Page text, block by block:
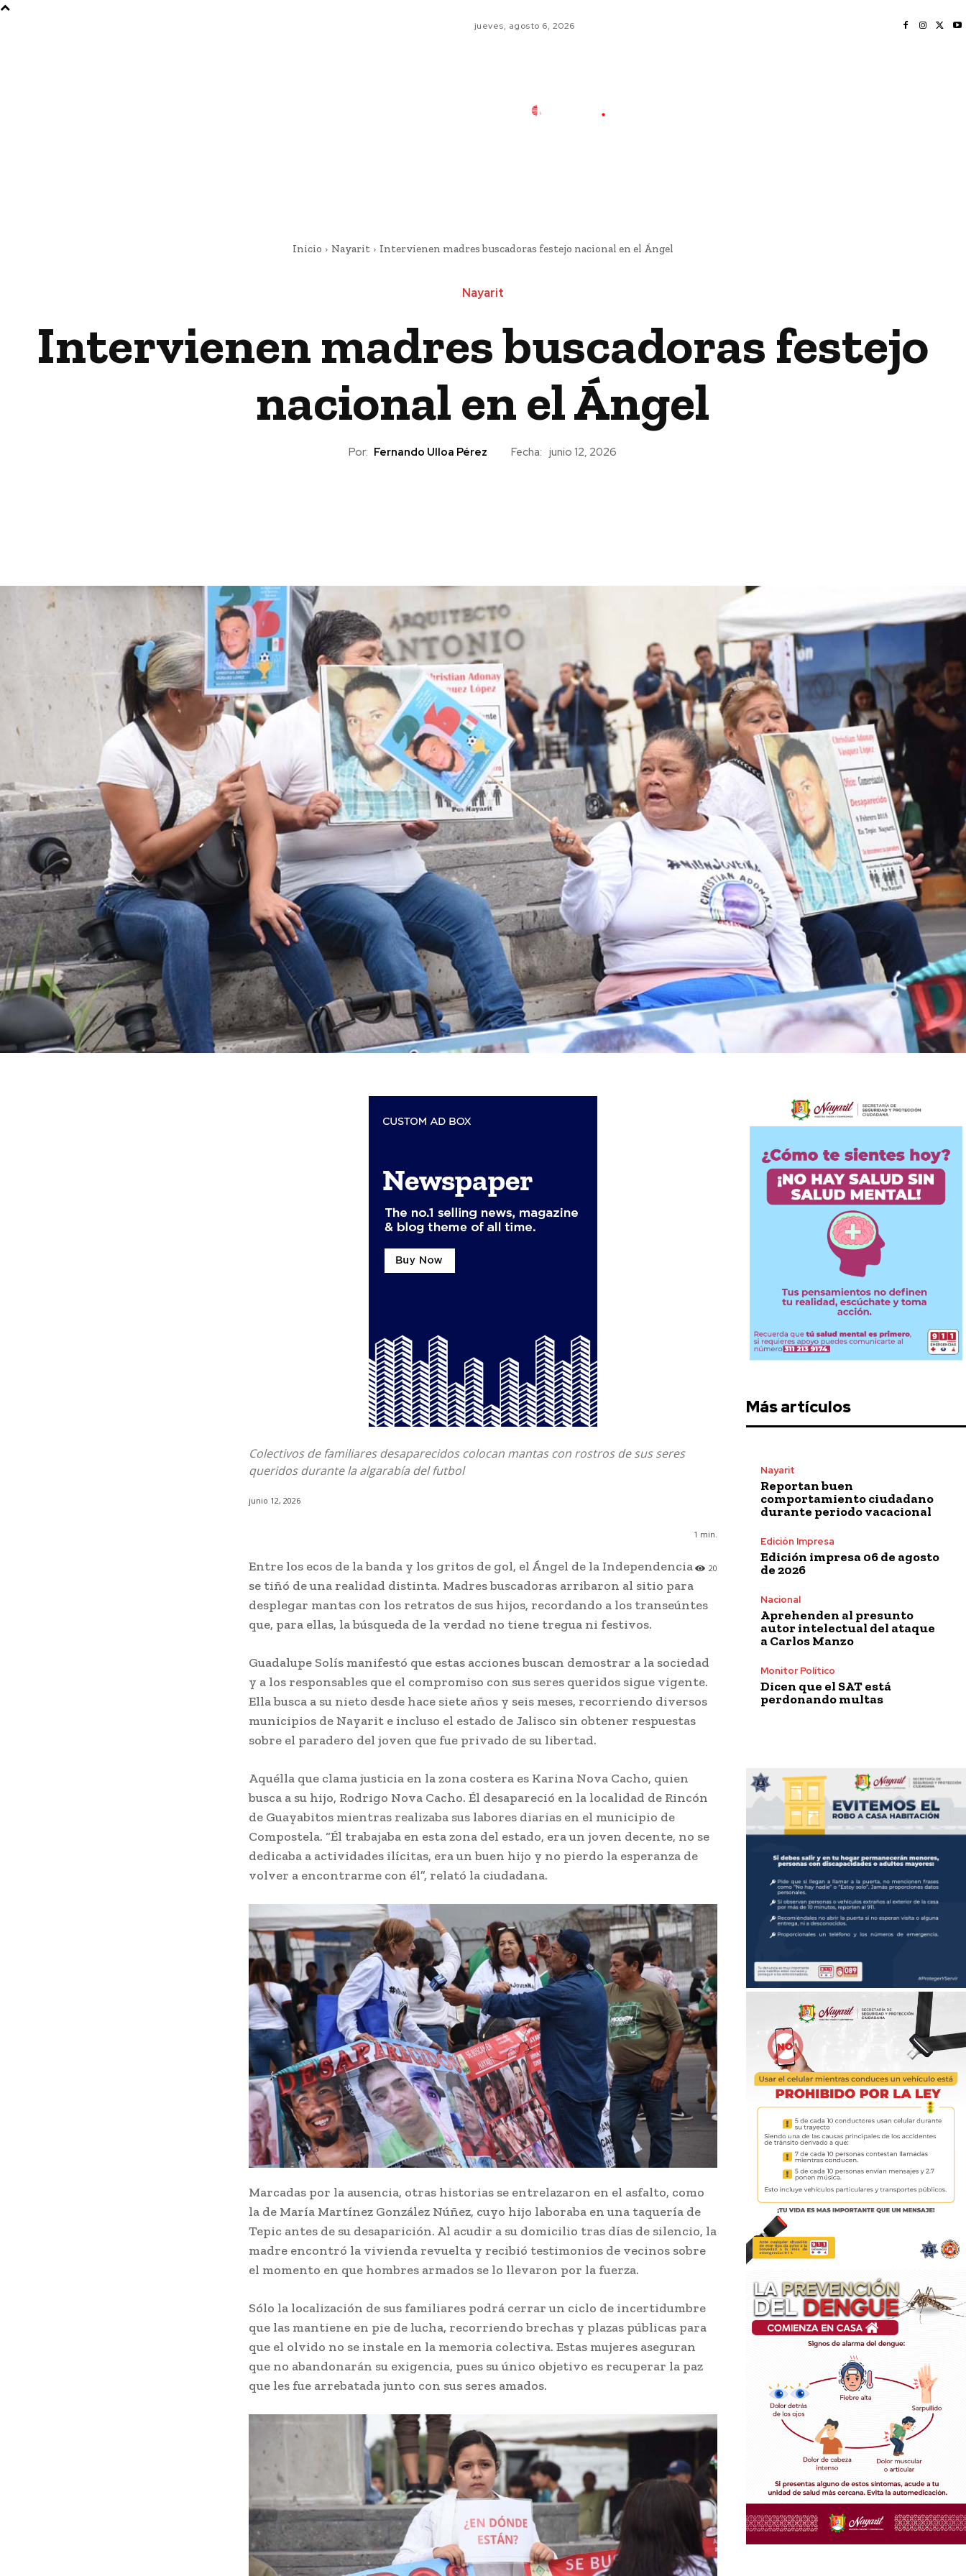
jueves, agosto 6, 2026
Inicio Nayarit Intervienen madres buscadoras festejo nacional en el Ángel
Nayarit
Intervienen madres buscadoras festejo
nacional en el Ángel
Por: Fernando Ulloa Pérez Fecha: junio 12, 2026
Colectivos de familiares desaparecidos colocan mantas con rostros de sus seres
queridos durante la algarabía del futbol
junio 12, 2026
1 min.
20
Entre los ecos de la banda y los gritos de gol, el Ángel de la Independencia
se tiñó de una realidad distinta. Madres buscadoras arribaron al sitio para
desplegar mantas con los retratos de sus hijos, recordando a los transeúntes
que, para ellas, la búsqueda de la verdad no tiene tregua ni festivos.
Guadalupe Solís manifestó que estas acciones buscan demostrar a la sociedad
y a los responsables que el compromiso con sus seres queridos sigue vigente.
Ella busca a su nieto desde hace siete años y seis meses, recorriendo diversos
municipios de Nayarit e incluso el estado de Jalisco sin obtener respuestas
sobre el paradero del joven que fue privado de su libertad.
Aquélla que clama justicia en la zona costera es Karina Nova Cacho, quien
busca a su hijo, Rodrigo Nova Cacho. Él desapareció en la localidad de Rincón
de Guayabitos mientras realizaba sus labores diarias en el municipio de
Compostela. “Él trabajaba en esta zona del estado, era un joven decente, no se
dedicaba a actividades ilícitas, era un buen hijo y no pierdo la esperanza de
volver a encontrarme con él”, relató la ciudadana.
Marcadas por la ausencia, otras historias se entrelazaron en el asfalto, como
la de María Martínez González Núñez, cuyo hijo laboraba en una taquería de
Tepic antes de su desaparición. Al acudir a su domicilio tras días de silencio, la
madre encontró la vivienda revuelta y recibió testimonios de vecinos sobre
el momento en que hombres armados se lo llevaron por la fuerza.
Sólo la localización de sus familiares podrá cerrar un ciclo de incertidumbre
que las mantiene en pie de lucha, recorriendo brechas y plazas públicas para
que el olvido no se instale en la memoria colectiva. Estas mujeres aseguran
que no abandonarán su exigencia, pues su único objetivo es recuperar la paz
que les fue arrebatada junto con sus seres amados.
Más artículos
Nayarit
Reportan buen
comportamiento ciudadano
durante periodo vacacional
Edición Impresa
Edición impresa 06 de agosto
de 2026
Nacional
Aprehenden al presunto
autor intelectual del ataque
a Carlos Manzo
Monitor Político
Dicen que el SAT está
perdonando multas